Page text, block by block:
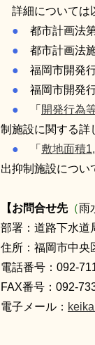
詳細については
● 都市計画法
●
都市計画法
●
福岡市開発
●
福岡市開発
●
「 開発行為
制施設に関する詳
●
「 敷地面積
出抑制施設につい
【お問合せ先（雨
部署：道路下水道
住所：福岡市中央
電話番号：092-
FAX番号：092-
電子メール：